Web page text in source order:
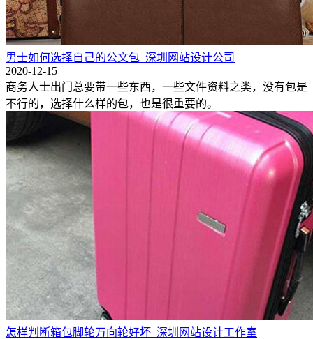
男士如何选择自己的公文包_深圳网站设计公司
2020-12-15
商务人士出门总要带一些东西，一些文件资料之类，没有包是
不行的，选择什么样的包，也是很重要的。
怎样判断箱包脚轮万向轮好坏_深圳网站设计工作室